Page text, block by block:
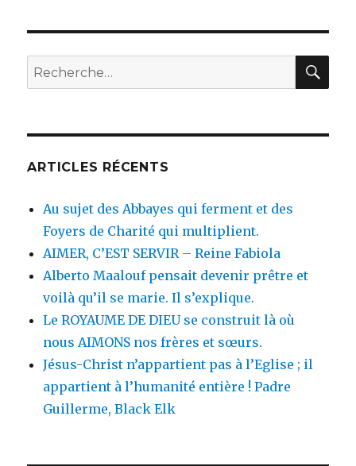
Recherche
pour
ARTICLES RÉCENTS
Au sujet des Abbayes qui ferment et des
Foyers de Charité qui multiplient.
AIMER, C’EST SERVIR – Reine Fabiola
Alberto Maalouf pensait devenir prêtre et
voilà qu’il se marie. Il s’explique.
Le ROYAUME DE DIEU se construit là où
nous AIMONS nos frères et sœurs.
Jésus-Christ n’appartient pas à l’Eglise ; il
appartient à l’humanité entière ! Padre
Guillerme, Black Elk